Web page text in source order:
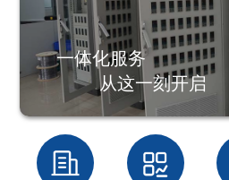
一体化服务
从这一刻开启